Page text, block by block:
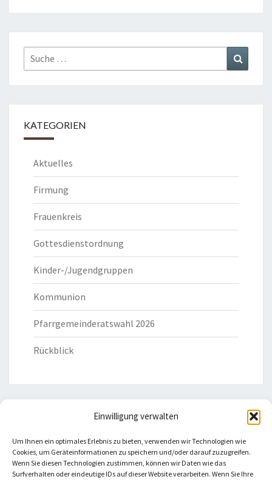
Einwilligung verwalten
Um Ihnen ein optimales Erlebnis zu bieten, verwenden wir Technologien wie
Cookies, um Geräteinformationen zu speichern und/oder darauf zuzugreifen.
Wenn Sie diesen Technologien zustimmen, können wir Daten wie das
Surfverhalten oder eindeutige IDs auf dieser Website verarbeiten. Wenn Sie Ihre
Suche
nach:
KATEGORIEN
Aktuelles
Firmung
Frauenkreis
Gottesdienstordnung
Kinder-/Jugendgruppen
Kommunion
Pfarrgemeinderatswahl 2026
Rückblick
Bistum Eichstätt